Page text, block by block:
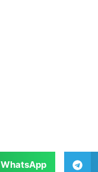
WhatsApp